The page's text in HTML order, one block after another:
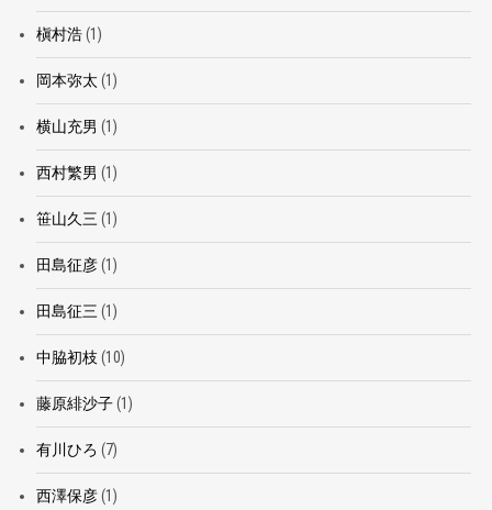
槇村浩(1)
岡本弥太 (1)
横山充男 (1)
西村繁男 (1)
笹山久三 (1)
田島征彦(1)
田島征三 (1)
中脇初枝 (10)
藤原緋沙子(1)
有川ひろ (7)
西澤保彦(1)